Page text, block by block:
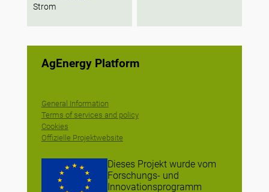
Strom
AgEnergy Platform
General Information
Terms of services and policy
Cookies
Offizielle Projektwebsite
Dieses Projekt wurde vom
Forschungs- und
Innovationsprogramm